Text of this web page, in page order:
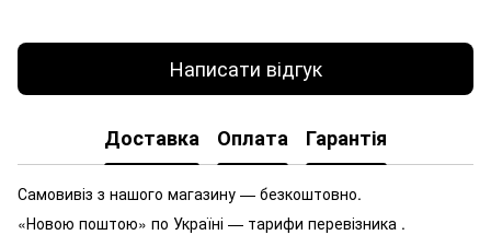
Написати відгук
Доставка Оплата Гарантія
Самовивіз з нашого магазину — безкоштовно.
«Новою поштою» по Україні — тарифи перевізника .